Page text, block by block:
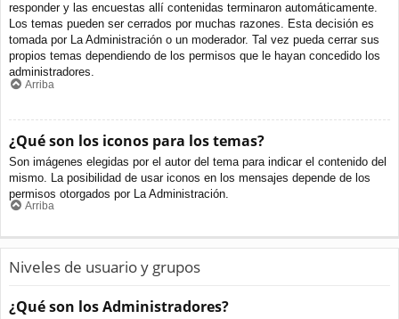
responder y las encuestas allí contenidas terminaron automáticamente.
Los temas pueden ser cerrados por muchas razones. Esta decisión es
tomada por La Administración o un moderador. Tal vez pueda cerrar sus
propios temas dependiendo de los permisos que le hayan concedido los
administradores.
Arriba
¿Qué son los iconos para los temas?
Son imágenes elegidas por el autor del tema para indicar el contenido del
mismo. La posibilidad de usar iconos en los mensajes depende de los
permisos otorgados por La Administración.
Arriba
Niveles de usuario y grupos
¿Qué son los Administradores?